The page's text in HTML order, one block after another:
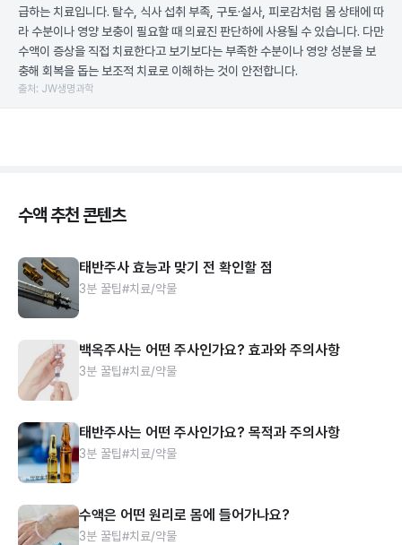
급하는 치료입니다. 탈수, 식사 섭취 부족, 구토·설사, 피로감처럼 몸 상태에 따
라 수분이나 영양 보충이 필요할 때 의료진 판단하에 사용될 수 있습니다. 다만
수액이 증상을 직접 치료한다고 보기보다는 부족한 수분이나 영양 성분을 보
충해 회복을 돕는 보조적 치료로 이해하는 것이 안전합니다.
출처: JW생명과학
수액 추천 콘텐츠
태반주사 효능과 맞기 전 확인할 점
3분 꿀팁#치료/약물
백옥주사는 어떤 주사인가요? 효과와 주의사항
3분 꿀팁#치료/약물
태반주사는 어떤 주사인가요? 목적과 주의사항
3분 꿀팁#치료/약물
수액은 어떤 원리로 몸에 들어가나요?
3분 꿀팁#치료/약물